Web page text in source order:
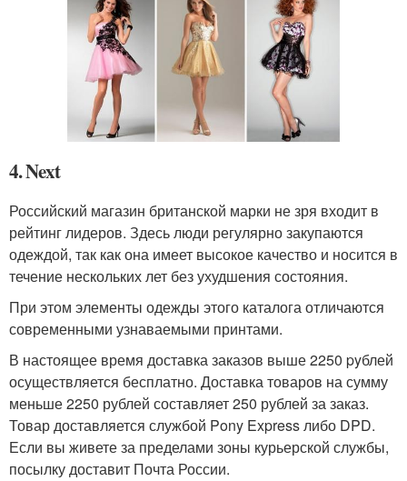
4. Next
Российский магазин британской марки не зря входит в
рейтинг лидеров. Здесь люди регулярно закупаются
одеждой, так как она имеет высокое качество и носится в
течение нескольких лет без ухудшения состояния.
При этом элементы одежды этого каталога отличаются
современными узнаваемыми принтами.
В настоящее время доставка заказов выше 2250 pyблей
осуществляется бесплатно. Доставка товаров на сумму
меньше 2250 рублей составляет 250 рублей за заказ.
Товар доставляется службой Pony Express либо DPD.
Если вы живете за пределами зоны курьерской службы,
посылку доставит Почта России.